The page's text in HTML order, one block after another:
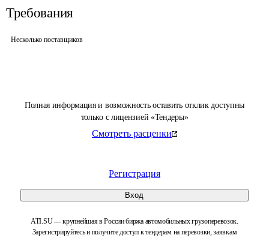
Полная информация и возможность оставить отклик доступны
только с лицензией «Тендеры»
Смотреть расценки
Регистрация
Вход
ATI.SU — крупнейшая в России биржа автомобильных грузоперевозок.
Зарегистрируйтесь и получите доступ к тендерам на перевозки, заявкам
Требования
Несколько поставщиков